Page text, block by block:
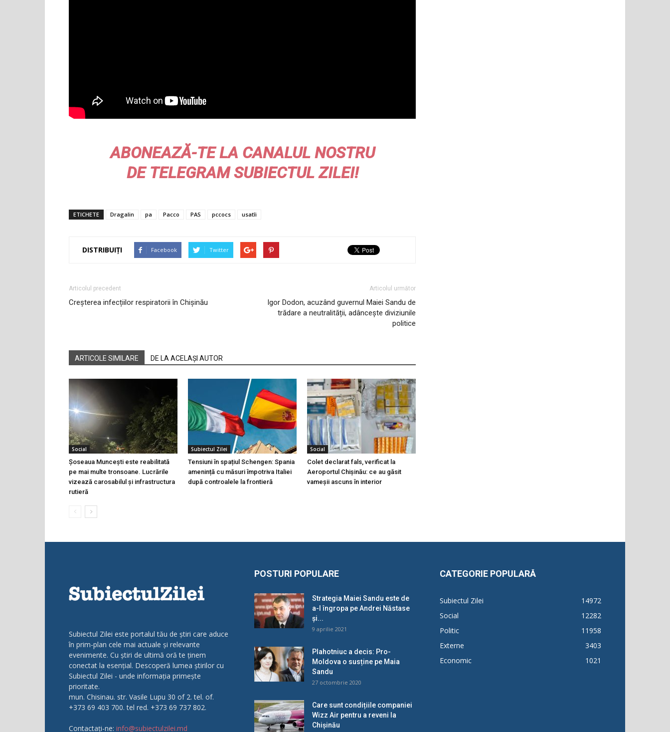
ABONEAZĂ-TE LA CANALUL NOSTRU
DETELEGRAMSUBIECTUL ZILEI!
ETICHETE Dragalin pa Pacco PAS pccocs usatîi
DISTRIBUIȚI Facebook Twitter
Articolul precedent
Creșterea infecțiilor respiratorii în Chișinău
Articolul următor
Igor Dodon, acuzând guvernul Maiei Sandu de
trădare a neutralității, adâncește diviziunile
politice
ARTICOLE SIMILARE DE LA ACELAȘI AUTOR
Social
Șoseaua Muncești este reabilitată
pe mai multe tronsoane. Lucrările
vizează carosabilul și infrastructura
rutieră
Subiectul Zilei
Tensiuni în spațiul Schengen: Spania
amenință cu măsuri împotriva Italiei
după controalele la frontieră
Social
Colet declarat fals, verificat la
Aeroportul Chișinău: ce au găsit
vameșii ascuns în interior
Subiectul Zilei este portalul tău de știri care aduce
în prim-plan cele mai actuale și relevante
evenimente. Cu știri de ultimă oră te ținem
conectat la esențial. Descoperă lumea știrilor cu
Subiectul Zilei - unde informația primește
prioritate.
mun. Chisinau. str. Vasile Lupu 30 of 2. tel. of.
+373 69 403 700. tel red. +373 69 737 802.
Contactați-ne: info@subiectulzilei.md
POSTURI POPULARE
Strategia Maiei Sandu este de
a-l îngropa pe Andrei Năstase
și...
9 aprilie 2021
Plahotniuc a decis: Pro-
Moldova o susține pe Maia
Sandu
27 octombrie 2020
Care sunt condițiile companiei
Wizz Air pentru a reveni la
Chișinău
CATEGORIE POPULARĂ
Subiectul Zilei
14972
Social
12282
Politic
11958
Externe
3403
Economic
1021